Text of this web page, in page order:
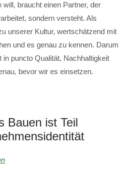
braucht einen Partner, der
sondern versteht. Als
unserer Kultur, wertschätzend mit
und es genau zu kennen. Darum
in puncto Qualität, Nachhaltigkeit
bevor wir es einsetzen.
Bauen ist Teil